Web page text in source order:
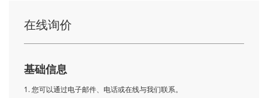
在线询价
基础信息
1. 您可以通过电子邮件、电话或在线与我们联系。